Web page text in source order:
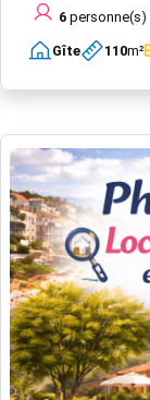
6 personne(s)
Gîte 110m²